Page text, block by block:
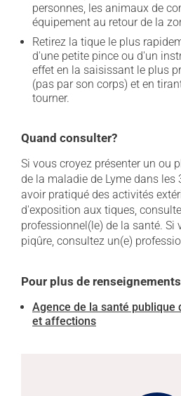
personnes, les animaux de
équipement au retour de la
Retirez la tique le plus
d'une petite pince ou d'un
effet en la saisissant le plus
(pas par son corps) et en
tourner.
Quand consulter?
Si vous croyez présenter un ou
de la maladie de Lyme dans les
avoir pratiqué des activités
d'exposition aux tiques,
professionnel(le) de la santé. Si
piqûre, consultez un(e)
Pour plus de
Agence de la santé publique
et affections